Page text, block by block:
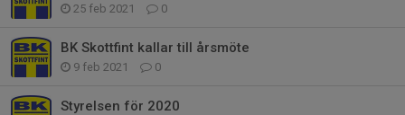
25 feb 2021 0
BK Skottfint kallar till årsmöte
9 feb 2021 0
Styrelsen för 2020